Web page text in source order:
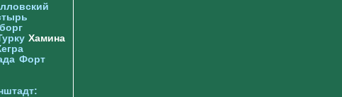
Хамина
Форт